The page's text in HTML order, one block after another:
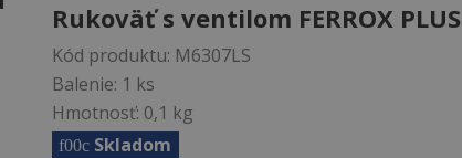
Rukoväť s ventilom FERROX PLUS
Kód produktu: M6307LS
Balenie: 1 ks
Hmotnosť: 0,1 kg
Skladom